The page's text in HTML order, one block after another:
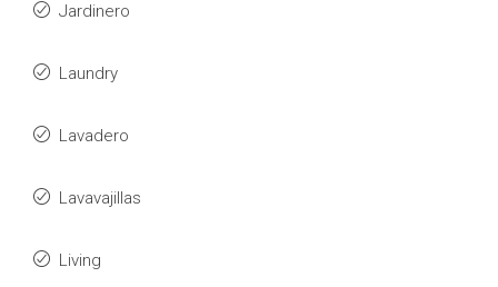
Jardinero
Laundry
Lavadero
Lavavajillas
Living